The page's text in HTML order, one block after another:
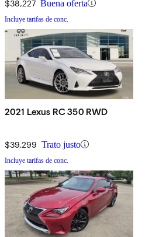
$38,227 Buena oferta
Incluye tarifas de conc.
2021 Lexus RC 350 RWD
$39,299 Trato justo
Incluye tarifas de conc.